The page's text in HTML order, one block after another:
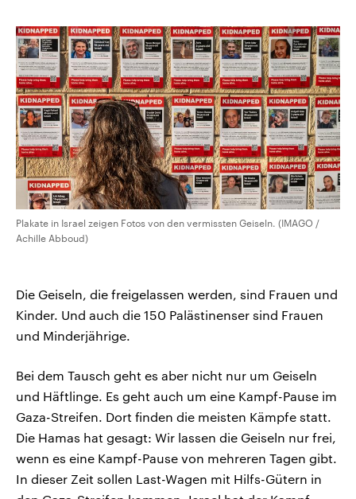
Plakate in Israel zeigen Fotos von den vermissten Geiseln. (IMAGO /
Achille Abboud)
Die Geiseln, die freigelassen werden, sind Frauen und
Kinder. Und auch die 150 Palästinenser sind Frauen
und Minderjährige.
Bei dem Tausch geht es aber nicht nur um Geiseln
und Häftlinge. Es geht auch um eine Kampf-Pause im
Gaza-Streifen. Dort finden die meisten Kämpfe statt.
Die Hamas hat gesagt: Wir lassen die Geiseln nur frei,
wenn es eine Kampf-Pause von mehreren Tagen gibt.
In dieser Zeit sollen Last-Wagen mit Hilfs-Gütern in